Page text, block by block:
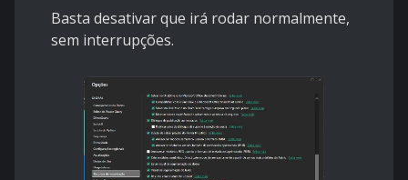
Basta desativar que irá rodar normalmente,
sem interrupções.